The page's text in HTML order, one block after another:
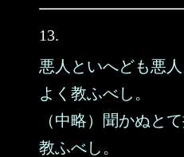
13.
悪人といへども悪人
よく教ふべし。
（中略）聞かぬと
教ふべし。